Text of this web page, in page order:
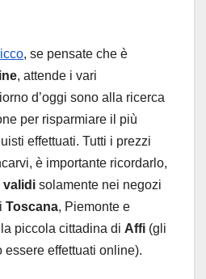
, se pensate che è
, attende i vari
d’oggi sono alla ricerca
per risparmiare il più
effettuati. Tutti i prezzi
è importante ricordarlo,
validi solamente nei negozi
Toscana, Piemonte e
piccola cittadina di Affi (gli
effettuati online).